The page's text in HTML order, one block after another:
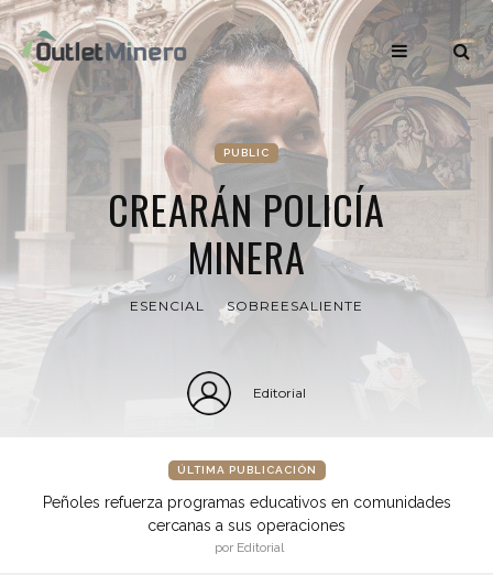
PUBLIC
CREARÁN POLICÍA
MINERA
ESENCIAL SOBREESALIENTE
Editorial
ÚLTIMA PUBLICACIÓN
Peñoles refuerza programas educativos en comunidades
cercanas a sus operaciones
por Editorial